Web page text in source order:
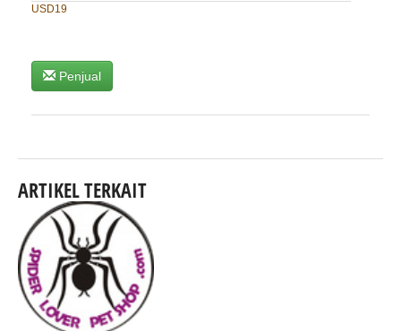
USD19
Penjual
ARTIKEL TERKAIT